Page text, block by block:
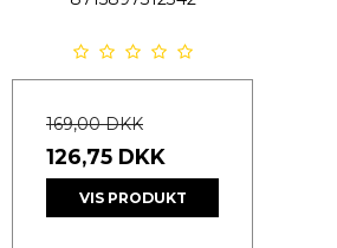
169,00 DKK
126,75 DKK
VIS PRODUKT